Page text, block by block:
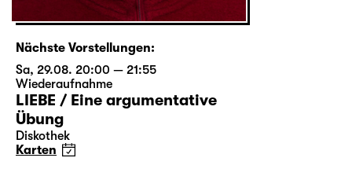
Nächste Vorstellungen:
Sa, 29.08. 20:00 — 21:55
Wiederaufnahme
LIEBE / Eine argumentative
Übung
Diskothek
Karten